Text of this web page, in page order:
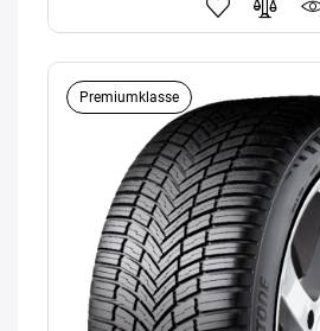
Premiumklasse